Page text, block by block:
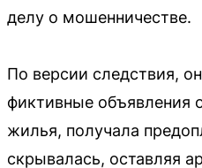
делу о мошенничестве.
По версии следствия,
фиктивные объявления
жилья, получала
скрывалась, оставляя